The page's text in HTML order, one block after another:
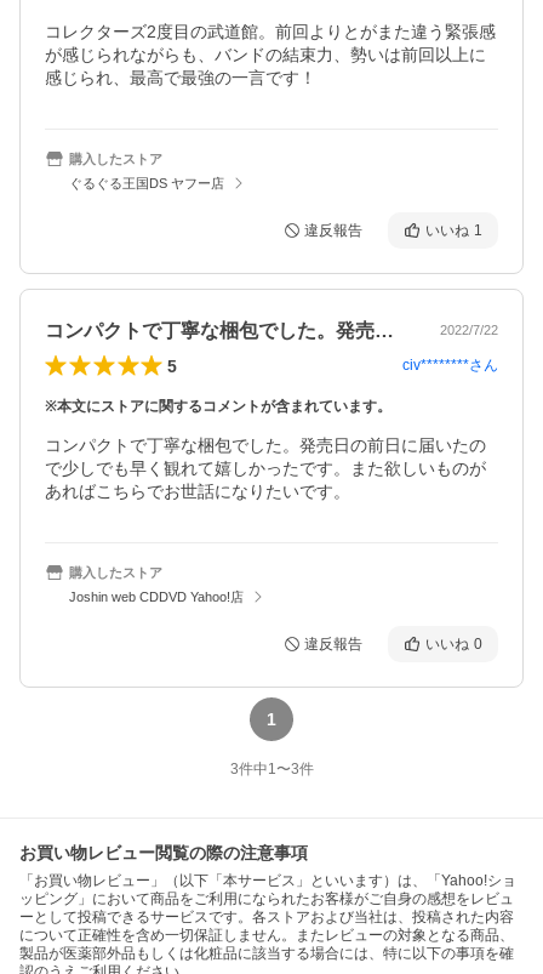
コレクターズ2度目の武道館。前回よりとがまた違う緊張感
が感じられながらも、バンドの結束力、勢いは前回以上に
感じられ、最高で最強の一言です！
購入したストア
ぐるぐる王国DS ヤフー店
違反報告 いいね 1
コンパクトで丁寧な梱包でした。発売日の… 2022/7/22
5 civ********さん
※本文にストアに関するコメントが含まれています。
コンパクトで丁寧な梱包でした。発売日の前日に届いたの
で少しでも早く観れて嬉しかったです。また欲しいものが
あればこちらでお世話になりたいです。
購入したストア
Joshin web CDDVD Yahoo!店
違反報告 いいね 0
1
3件中1〜3件
お買い物レビュー閲覧の際の注意事項
「お買い物レビュー」（以下「本サービス」といいます）は、「Yahoo!ショ
ッピング」において商品をご利用になられたお客様がご自身の感想をレビュ
ーとして投稿できるサービスです。各ストアおよび当社は、投稿された内容
について正確性を含め一切保証しません。またレビューの対象となる商品、
製品が医薬部外品もしくは化粧品に該当する場合には、特に以下の事項を確